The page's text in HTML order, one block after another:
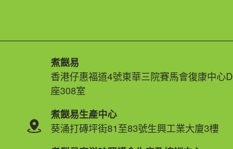
煮餸易
香港仔惠福道4號東華三院賽馬會復康中心D
座308室
煮餸易生產中心
葵涌打磚坪街81至83號生興工業大廈3樓